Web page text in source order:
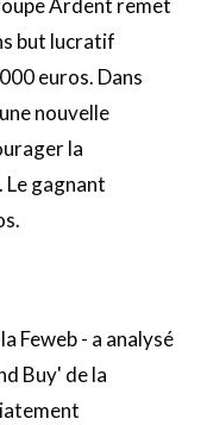
Ardent remet
but lucratif
euros. Dans
nouvelle
la
Le gagnant
Feweb - a analysé
Buy' de la